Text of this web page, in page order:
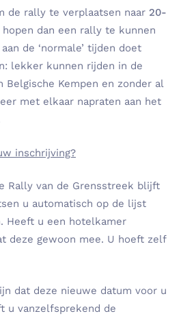
de rally te verplaatsen naar 20-
hopen dan een rally te kunnen
de ‘normale’ tijden doet
lekker kunnen rijden in de
Belgische Kempen en zonder al
met elkaar napraten aan het
inschrijving?
Rally van de Grensstreek blijft
u automatisch op de lijst
Heeft u een hotelkamer
deze gewoon mee. U hoeft zelf
dat deze nieuwe datum voor u
u vanzelfsprekend de